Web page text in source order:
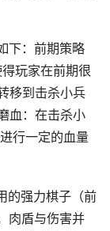
下：前期策略
玩家在前期很
移到击杀小兵
血：在击杀小
行一定的血量
的强力棋子（前
肉盾与伤害并